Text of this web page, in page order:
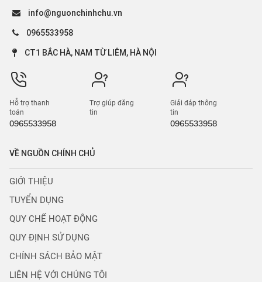
info@nguonchinhchu.vn
0965533958
CT1 BẮC HÀ, NAM TỪ LIÊM, HÀ NỘI
Hỗ trợ thanh
toán
0965533958
Trợ giúp đăng
tin
Giải đáp thông
tin
0965533958
VỀ NGUỒN CHÍNH CHỦ
GIỚI THIỆU
TUYỂN DỤNG
QUY CHẾ HOẠT ĐỘNG
QUY ĐỊNH SỬ DỤNG
CHÍNH SÁCH BẢO MẬT
LIÊN HỆ VỚI CHÚNG TÔI